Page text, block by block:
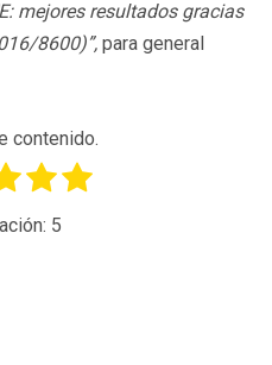
mejores resultados gracias
8600)”, para general
contenido.
5